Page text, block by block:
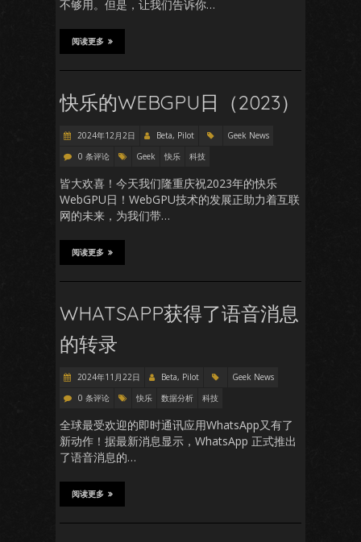
不够用。但是，让我们告诉你…
阅读更多
快乐的WEBGPU日（2023）
2024年12月2日 Beta, Pilot
Geek News
0 条评论
Geek 快乐 科技
皆大欢喜！今天我们隆重庆祝2023年的快乐
WebGPU日！WebGPU技术的发展正助力着互联
网的未来，为我们带…
阅读更多
WHATSAPP获得了语音消息
的转录
2024年11月22日 Beta, Pilot
Geek News
0 条评论
快乐 数据分析 科技
全球最受欢迎的即时通讯应用WhatsApp又有了
新动作！据最新消息显示，WhatsApp 正式推出
了语音消息的…
阅读更多